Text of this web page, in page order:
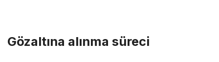
Gözaltına alınma süreci